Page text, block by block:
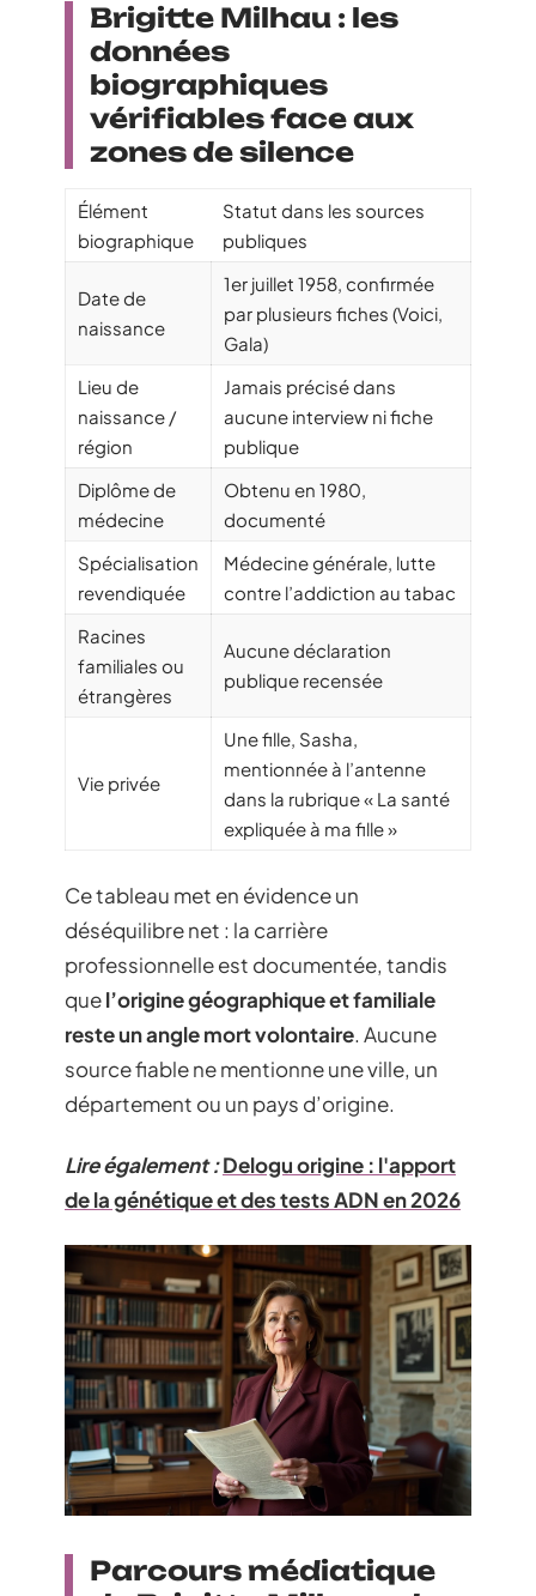
Brigitte Milhau : les
données
biographiques
vérifiables face aux
zones de silence
Élément
biographique
Statut dans les sources
publiques
Date de
naissance
1er juillet 1958, confirmée
par plusieurs fiches (Voici,
Gala)
Lieu de
naissance /
région
Jamais précisé dans
aucune interview ni fiche
publique
Diplôme de
médecine
Obtenu en 1980,
documenté
Spécialisation
revendiquée
Médecine générale, lutte
contre l’addiction au tabac
Racines
familiales ou
étrangères
Aucune déclaration
publique recensée
Vie privée
Une fille, Sasha,
mentionnée à l’antenne
dans la rubrique « La santé
expliquée à ma fille »
Ce tableau met en évidence un
déséquilibre net : la carrière
professionnelle est documentée, tandis
quel’origine géographique et familiale
reste un angle mort volontaire. Aucune
source fiable ne mentionne une ville, un
département ou un pays d’origine.
Lire également :Delogu origine : l'apport
de la génétique et des tests ADN en 2026
Parcours médiatique